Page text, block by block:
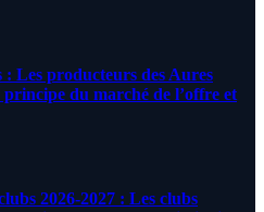
: Les producteurs des Aures
du marché de l’offre et
2026-2027 : Les clubs